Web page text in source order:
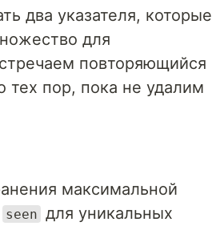
два указателя, которые
для
повторяющийся
тех пор, пока не удалим
максимальной
seen для уникальных